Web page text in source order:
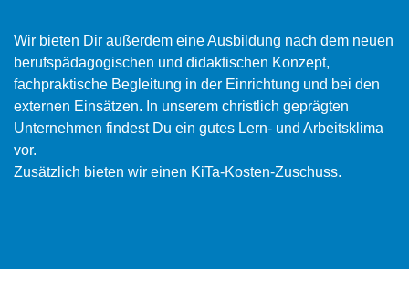
Wir bieten Dir außerdem eine Ausbildung nach dem neuen
berufspädagogischen und didaktischen Konzept,
fachpraktische Begleitung in der Einrichtung und bei den
externen Einsätzen. In unserem christlich geprägten
Unternehmen findest Du ein gutes Lern- und Arbeitsklima
vor.
Zusätzlich bieten wir einen KiTa-Kosten-Zuschuss.